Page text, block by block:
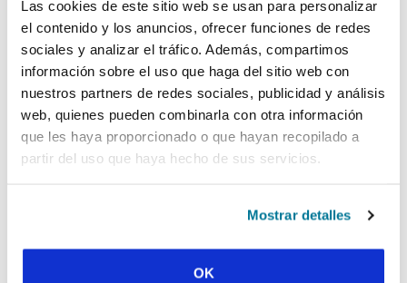
Las cookies de este sitio web se usan para personalizar
el contenido y los anuncios, ofrecer funciones de redes
sociales y analizar el tráfico. Además, compartimos
información sobre el uso que haga del sitio web con
nuestros partners de redes sociales, publicidad y análisis
web, quienes pueden combinarla con otra información
que les haya proporcionado o que hayan recopilado a
partir del uso que haya hecho de sus servicios.
Mostrar detalles
OK
descubriendo quién soy en respuesta a todas
estas voces y encuentros tan
emocionantes. ¿Quién soy? ¿Por qué estoy aquí?
¿Quién soy respecto a mi familia? ¿Mi
nacionalidad? ¿Mi país? ¿Mi disciplina? Cuando
me voy, ¿debería volver? Y, cuando vuelvo, ¿por
qué a pesar de haber cambiado y de que ellos
hayan cambiado, todo sigue igual y ya no estoy
“Hola Esther”. Su voz amable corta mi avalancha
de pensamientos. “Tengo que entregar un